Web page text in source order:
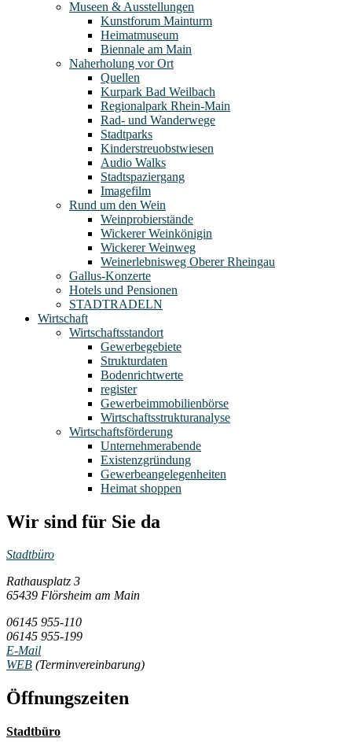
Museen & Ausstellungen
Kunstforum Mainturm
Heimatmuseum
Biennale am Main
Naherholung vor Ort
Quellen
Kurpark Bad Weilbach
Regionalpark Rhein-Main
Rad- und Wanderwege
Stadtparks
Kinderstreuobstwiesen
Audio Walks
Stadtspaziergang
Imagefilm
Rund um den Wein
Weinprobierstände
Wickerer Weinkönigin
Wickerer Weinweg
Weinerlebnisweg Oberer Rheingau
Gallus-Konzerte
Hotels und Pensionen
STADTRADELN
Wirtschaft
Wirtschaftsstandort
Gewerbegebiete
Strukturdaten
Bodenrichtwerte
register
Gewerbeimmobilienbörse
Wirtschaftsstrukturanalyse
Wirtschaftsförderung
Unternehmerabende
Existenzgründung
Gewerbeangelegenheiten
Heimat shoppen
Wir sind für Sie da
Stadtbüro
Rathausplatz 3
65439 Flörsheim am Main
06145 955-110
06145 955-199
E-Mail
WEB (Terminvereinbarung)
Öffnungszeiten
Stadtbüro